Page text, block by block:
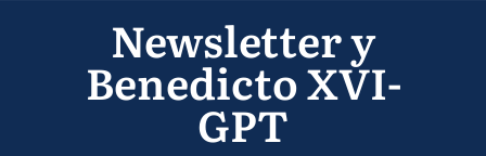
Newsletter y
Benedicto XVI-
GPT